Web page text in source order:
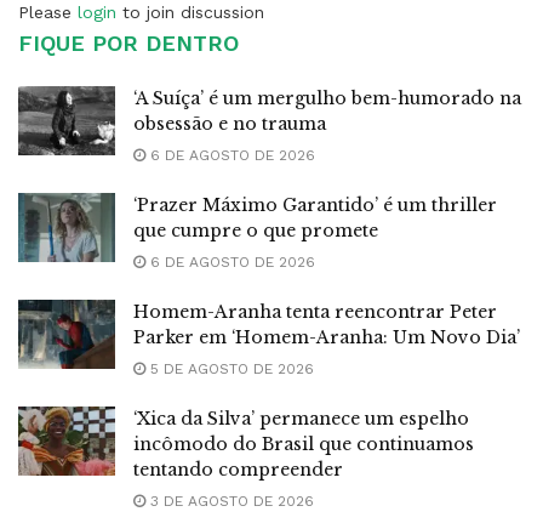
Please login to join discussion
FIQUE POR DENTRO
‘A Suíça’ é um mergulho bem-humorado na
obsessão e no trauma
6 DE AGOSTO DE 2026
‘Prazer Máximo Garantido’ é um thriller
que cumpre o que promete
6 DE AGOSTO DE 2026
Homem-Aranha tenta reencontrar Peter
Parker em ‘Homem-Aranha: Um Novo Dia’
5 DE AGOSTO DE 2026
‘Xica da Silva’ permanece um espelho
incômodo do Brasil que continuamos
tentando compreender
3 DE AGOSTO DE 2026